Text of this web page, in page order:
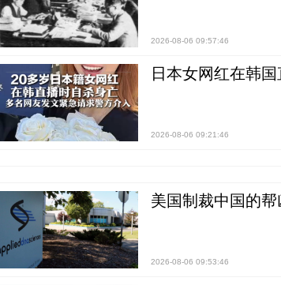
2026-08-06 09:57:46
日本女网红在韩
2026-08-06 09:21:46
美国制裁中国的
2026-08-06 09:53:46